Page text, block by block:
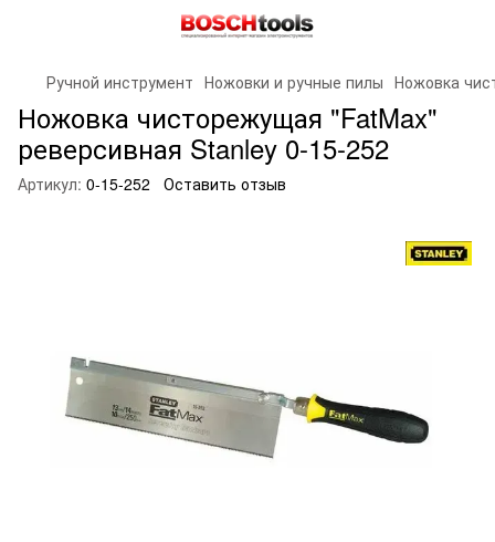
Ручной инструмент Ножовки и ручные пилы Ножовка
Ножовка чисторежущая "FatMax"
реверсивная Stanley 0-15-252
Артикул: 0-15-252 Оставить отзыв